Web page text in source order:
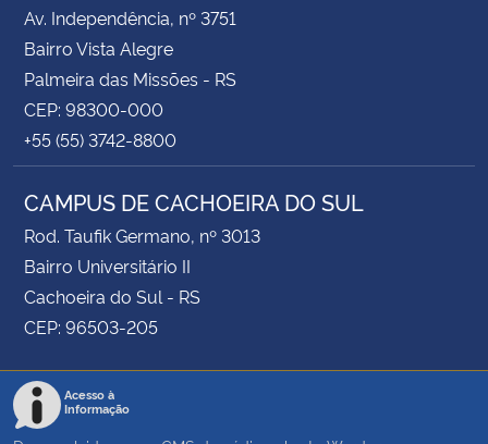
Av. Independência, nº 3751
Bairro Vista Alegre
Palmeira das Missões - RS
CEP: 98300-000
+55 (55) 3742-8800
CAMPUS DE CACHOEIRA DO SUL
Rod. Taufik Germano, nº 3013
Bairro Universitário II
Cachoeira do Sul - RS
CEP: 96503-205
Acesso à
Informação